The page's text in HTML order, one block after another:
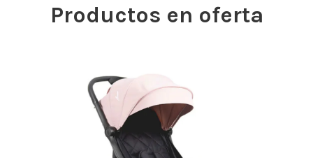
Productos en oferta